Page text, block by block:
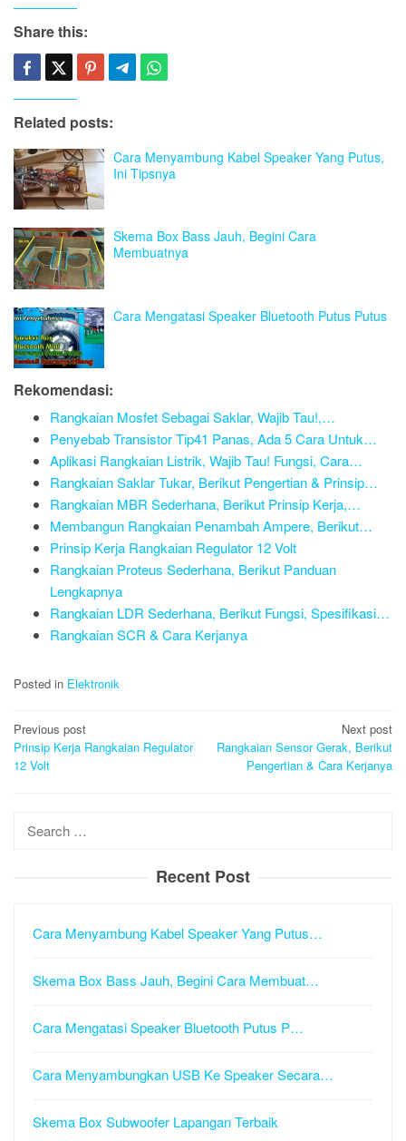
Share this:
Related posts:
Cara Menyambung Kabel Speaker Yang Putus,
Ini Tipsnya
Skema Box Bass Jauh, Begini Cara
Membuatnya
Cara Mengatasi Speaker Bluetooth Putus Putus
Rekomendasi:
Rangkaian Mosfet Sebagai Saklar, Wajib Tau!,…
Penyebab Transistor Tip41 Panas, Ada 5 Cara Untuk…
Aplikasi Rangkaian Listrik, Wajib Tau! Fungsi, Cara…
Rangkaian Saklar Tukar, Berikut Pengertian & Prinsip…
Rangkaian MBR Sederhana, Berikut Prinsip Kerja,…
Membangun Rangkaian Penambah Ampere, Berikut…
Prinsip Kerja Rangkaian Regulator 12 Volt
Rangkaian Proteus Sederhana, Berikut Panduan
Lengkapnya
Rangkaian LDR Sederhana, Berikut Fungsi, Spesifikasi…
Rangkaian SCR & Cara Kerjanya
Posted in Elektronik
Post
navigation
Previous post
Prinsip Kerja Rangkaian Regulator
12 Volt
Next post
Rangkaian Sensor Gerak, Berikut
Pengertian & Cara Kerjanya
Search
Recent Post
Cara Menyambung Kabel Speaker Yang Putus…
Skema Box Bass Jauh, Begini Cara Membuat…
Cara Mengatasi Speaker Bluetooth Putus P…
Cara Menyambungkan USB Ke Speaker Secara…
Skema Box Subwoofer Lapangan Terbaik